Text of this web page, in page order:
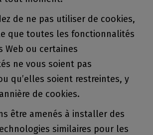
de ne pas utiliser de cookies,
que toutes les fonctionnalités
Web ou certaines
ne vous soient pas
qu’elles soient restreintes, y
de cookies.
être amenés à installer des
similaires pour les